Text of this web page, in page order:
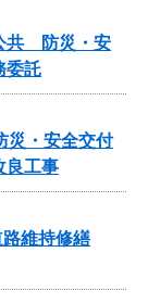
共 防災・安
委託
災・安全交付
良工事
維持修繕